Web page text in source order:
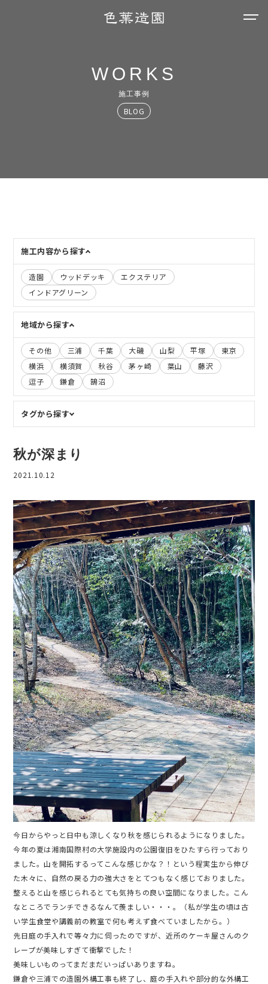
WORKS
施工事例
BLOG
施工内容から探す
造園 ウッドデッキ
エクステリア
インドアグリーン
地域から探す
その他 三浦 千葉 大磯 山梨 平塚
東京
横浜
横須賀 秋谷 茅ヶ崎 葉山
藤沢
逗子
鎌倉 鵠沼
タグから探す
秋が深まり
2021.10.12
今日からやっと日中も涼しくなり秋を感じられるようになりました。
今年の夏は湘南国際村の大学施設内の公園復旧をひたすら行っており
ました。山を開拓するってこんな感じかな？！という程実生から伸び
た木々に、自然の戻る力の強大さをとてつもなく感じておりました。
整えると山を感じられるとても気持ちの良い空間になりました。こん
なところでランチできるなんて羨ましい・・・。（私が学生の頃は古
い学生食堂や講義前の教室で何も考えず食べていましたから。）
先日庭の手入れで等々力に伺ったのですが、近所のケーキ屋さんのク
レープが美味しすぎて衝撃でした！
美味しいものってまだまだいっぱいありますね。
鎌倉や三浦での造園外構工事も終了し、庭の手入れや部分的な外構工